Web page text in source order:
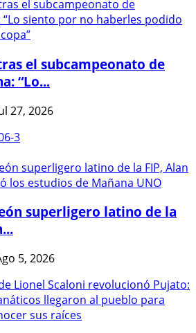
el subcampeonato de
“Lo...
27, 2026
3
superligero latino de la
5, 2026